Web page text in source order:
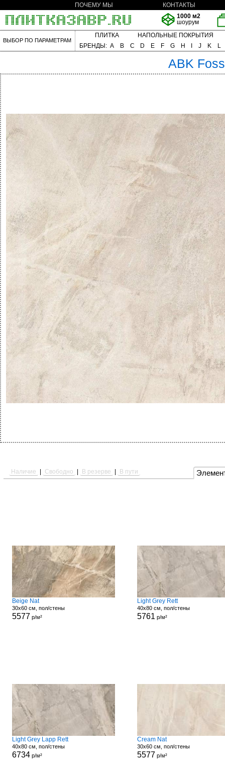
ПОЧЕМУ МЫ
КОНТАКТЫ
1000 м2
шоурум
ВЫБОР ПО ПАРАМЕТРАМ
ПЛИТКА
НАПОЛЬНЫЕ ПОКРЫТИЯ
БРЕНДЫ: A B C D E F G H J K L
ABK
Наличие Свободно В резерве В пути
Beige Nat
30x60 см, пол/стены
5577 р/м²
Light Grey Rett
40x80 см, пол/стены
5761 р/м²
Light Grey Lapp Rett
40x80 см, пол/стены
6734р/м²
Cream Nat
30x60 см, пол/стены
5577 р/м²